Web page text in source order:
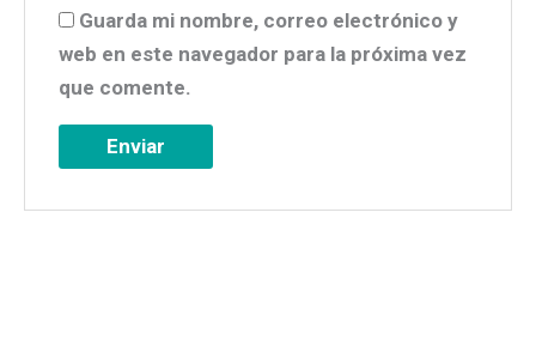
Guarda mi nombre, correo electrónico y
web en este navegador para la próxima vez
que comente.